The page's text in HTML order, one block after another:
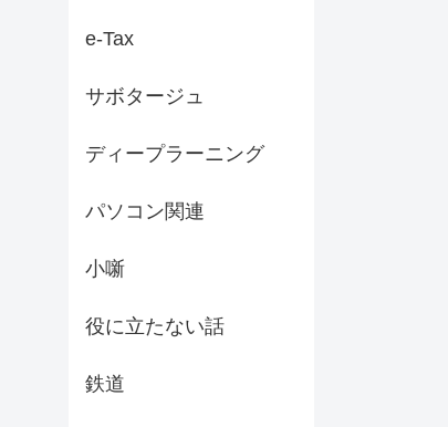
e-Tax
サボタージュ
ディープラーニング
パソコン関連
小噺
役に立たない話
鉄道